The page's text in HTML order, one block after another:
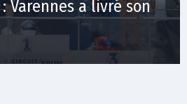
Varennes a livré son